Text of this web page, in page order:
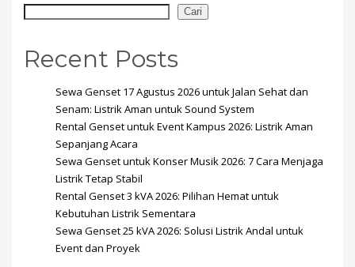
Cari
Recent Posts
Sewa Genset 17 Agustus 2026 untuk Jalan Sehat dan
Senam: Listrik Aman untuk Sound System
Rental Genset untuk Event Kampus 2026: Listrik Aman
Sepanjang Acara
Sewa Genset untuk Konser Musik 2026: 7 Cara Menjaga
Listrik Tetap Stabil
Rental Genset 3 kVA 2026: Pilihan Hemat untuk
Kebutuhan Listrik Sementara
Sewa Genset 25 kVA 2026: Solusi Listrik Andal untuk
Event dan Proyek